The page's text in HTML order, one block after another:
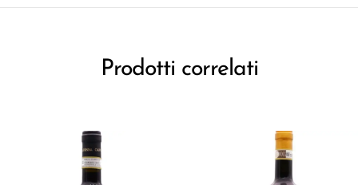
Prodotti correlati